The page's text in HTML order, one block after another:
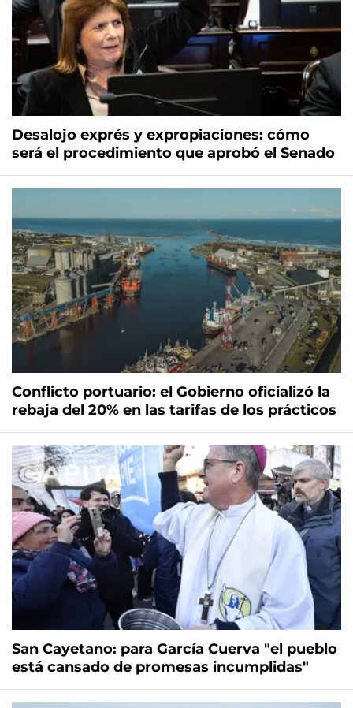
Desalojo exprés y expropiaciones: cómo
será el procedimiento que aprobó el Senado
Conflicto portuario: el Gobierno oficializó la
rebaja del 20% en las tarifas de los prácticos
San Cayetano: para García Cuerva "el pueblo
está cansado de promesas incumplidas"